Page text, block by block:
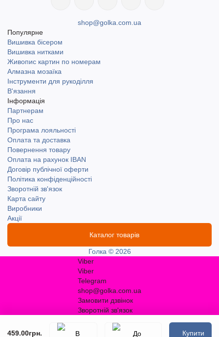
459.00грн. Купити
shop@golka.com.ua
Популярне
Вишивка бісером
Вишивка нитками
Живопис картин по номерам
Алмазна мозаїка
Інструменти для рукоділля
В'язання
Інформація
Партнерам
Про нас
Програма лояльності
Оплата та доставка
Повернення товару
Оплата на рахунок IBAN
Договір публічної оферти
Політика конфіденційності
Зворотній зв'язок
Карта сайту
Виробники
Акції
Каталог товарів
Голка © 2026
Viber
Viber
Telegram
shop@golka.com.ua
Замовити дзвінок
Зворотній зв'язок